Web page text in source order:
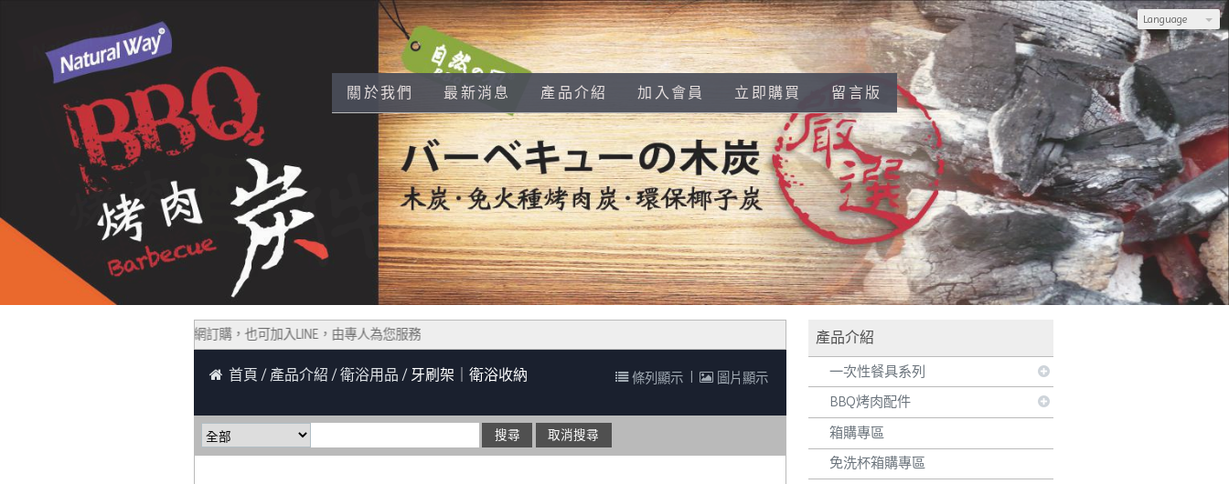
Language
關於我們 最新消息 產品介紹 加入會員 立即購買 留言版
產品介紹
一次性餐具系列
BBQ烤肉配件
箱購專區
免洗杯箱購專區
加入LINE，若不會使用官網訂購，也可加入LINE，由專人為您服務
首頁 產品介紹 衛浴用品 牙刷架｜衛浴收納 條列顯示 圖片顯示